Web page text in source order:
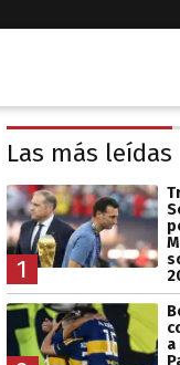
Las más leídas
1